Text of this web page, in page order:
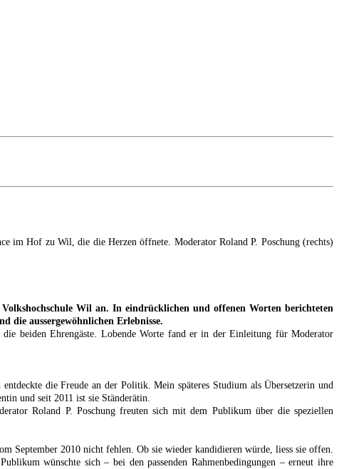
im Hof zu Wil, die die Herzen öffnete. Moderator Roland P. Poschung (rechts)
Wil an. In eindrücklichen und offenen Worten berichteten
die aussergewöhnlichen Erlebnisse.
die beiden Ehrengäste. Lobende Worte fand er in der Einleitung für Moderator
die Freude an der Politik. Mein späteres Studium als Übersetzerin und
und seit 2011 ist sie Ständerätin.
Roland P. Poschung freuten sich mit dem Publikum über die speziellen
September 2010 nicht fehlen. Ob sie wieder kandidieren würde, liess sie offen.
wünschte sich – bei den passenden Rahmenbedingungen – erneut ihre